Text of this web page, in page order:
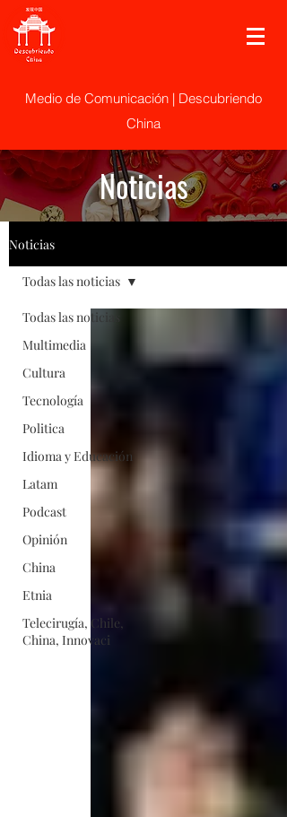
Medio de Comunicación | Descubriendo
China
Noticias
Noticias
Todas las noticias
Multimedia
Cultura
Tecnología
Politica
Idioma y Educación
Latam
Podcast
Opinión
China
Etnia
Telecirugía, Chile,
China, Innovaci
Todas las noticias